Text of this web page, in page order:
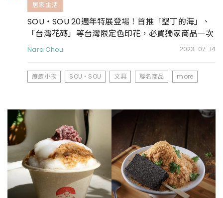
居家生活
SOU・SOU 20週年特展登場！首推「墾丁的海」、
「台灣花磚」等台灣限定色印花，必買獨家商品一次
看
Nara Chou 2023-07-14
療癒小物 SOU・SOU 文具 聯名商品 more